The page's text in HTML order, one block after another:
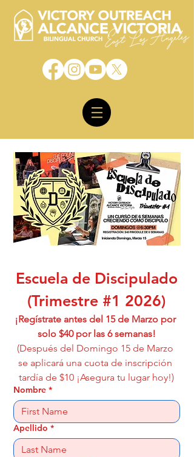
Escuela de Discipulado
(Trimestre #1 2026)
¡Regístrate antes del 15 de Marzo por
solo $40 por las 6 semanas!
(Después del Domingo 15 de Marzo
se aplicará una cuota de inscripción
tardía de $10 ¡Asegura tu lugar hoy!)
Nombre *
Apellido *